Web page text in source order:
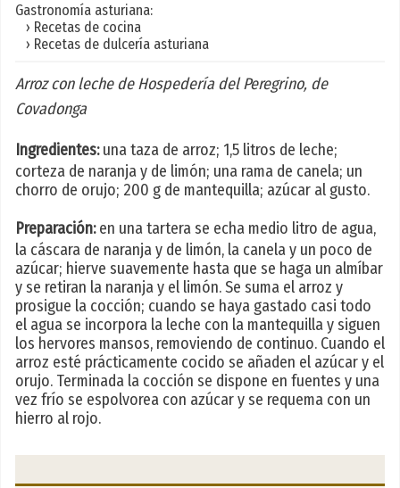
Gastronomía asturiana:
› Recetas de cocina
› Recetas de dulcería asturiana
Arroz con leche de Hospedería del Peregrino, de
Covadonga
Ingredientes:una taza de arroz; 1,5 litros de leche;
corteza de naranja y de limón; una rama de canela; un
chorro de orujo; 200 g de mantequilla; azúcar al gusto.
Preparación:en una tartera se echa medio litro de agua,
la cáscara de naranja y de limón, la canela y un poco de
azúcar; hierve suavemente hasta que se haga un almíbar
y se retiran la naranja y el limón. Se suma el arroz y
prosigue la cocción; cuando se haya gastado casi todo
el agua se incorpora la leche con la mantequilla y siguen
los hervores mansos, removiendo de continuo. Cuando el
arroz esté prácticamente cocido se añaden el azúcar y el
orujo. Terminada la cocción se dispone en fuentes y una
vez frío se espolvorea con azúcar y se requema con un
hierro al rojo.